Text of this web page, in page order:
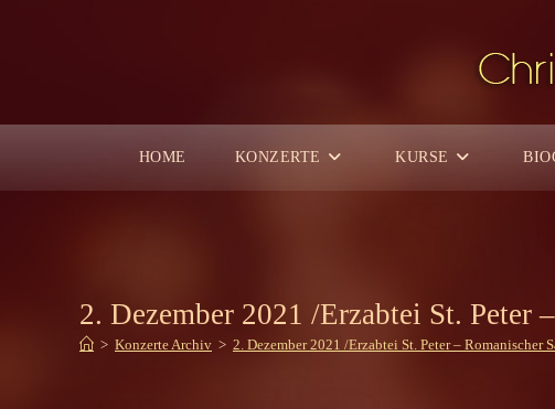
HOME KONZERTE KURSE
2. Dezember 2021 /Erzabtei St. Peter
> Konzerte Archiv > 2. Dezember 2021 /Erzabtei St. Peter – Romanischer